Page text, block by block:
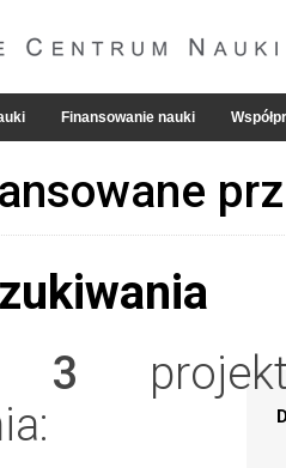
Finansowanie nauki
3